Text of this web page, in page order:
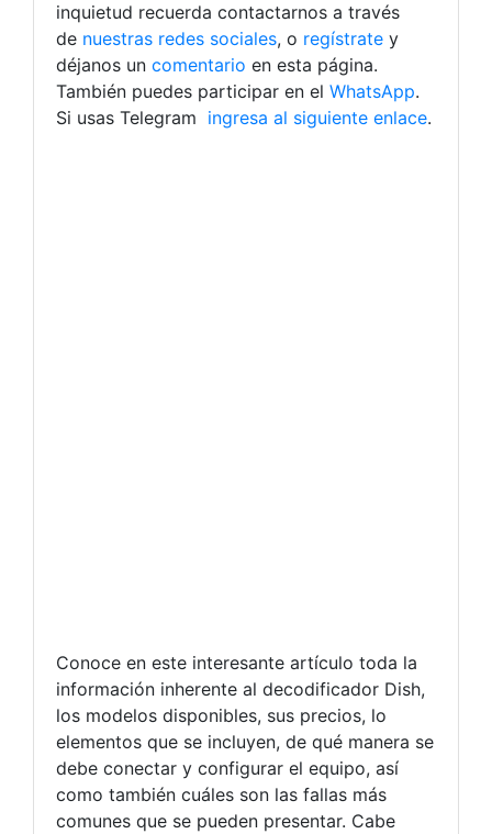
inquietud recuerda contactarnos a través
de nuestras redes sociales, o regístrate y
déjanos un comentario en esta página.
También puedes participar en el WhatsApp.
Si usas Telegram ingresa al siguiente enlace.
Conoce en este interesante artículo toda la
información inherente al decodificador Dish,
los modelos disponibles, sus precios, lo
elementos que se incluyen, de qué manera se
debe conectar y configurar el equipo, así
como también cuáles son las fallas más
comunes que se pueden presentar. Cabe